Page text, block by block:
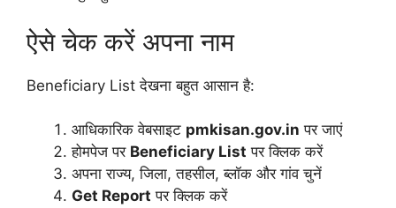
ऐसे चेक करें अपना नाम
Beneficiary List देखना बहुत आसान है:
आधिकारिक वेबसाइट pmkisan.gov.in पर जाएं
होमपेज पर Beneficiary List पर क्लिक करें
अपना राज्य, जिला, तहसील, ब्लॉक और गांव चुनें
Get Report पर क्लिक करें